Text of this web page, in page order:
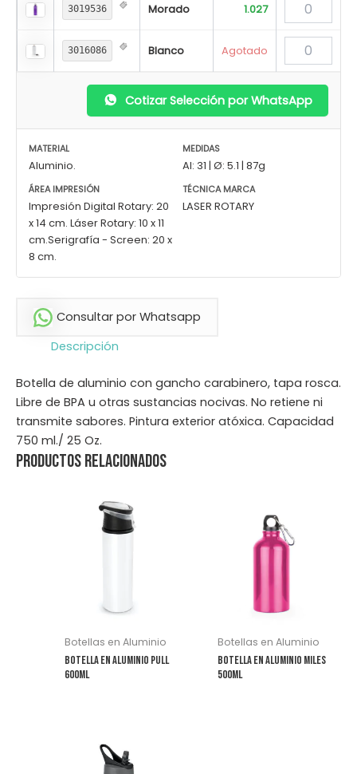
3019536 Morado 1.027
3016086 Blanco Agotado
Cotizar Selección por WhatsApp
MATERIAL
Aluminio.
MEDIDAS
Al: 31 | Ø: 5.1 | 87g
ÁREA IMPRESIÓN
Impresión Digital Rotary: 20
x 14 cm. Láser Rotary: 10 x 11
cm.Serigrafía - Screen: 20 x
8 cm.
TÉCNICA MARCA
LASER ROTARY
Consultar por Whatsapp
Descripción
Botella de aluminio con gancho carabinero, tapa rosca.
Libre de BPA u otras sustancias nocivas. No retiene ni
transmite sabores. Pintura exterior atóxica. Capacidad
750 ml./ 25 Oz.
Productos relacionados
Botellas en Aluminio
Botella en Aluminio Pull
600ml
Botellas en Aluminio
Botella en Aluminio Miles
500ml